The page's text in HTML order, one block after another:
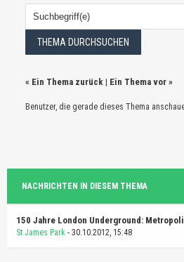
« Ein Thema zurück | Ein Thema vor »
Benutzer, die gerade dieses Thema
NACHRICHTEN IN DIESEM THEMA
150 Jahre London Underground:
St James Park - 30.10.2012, 15:48